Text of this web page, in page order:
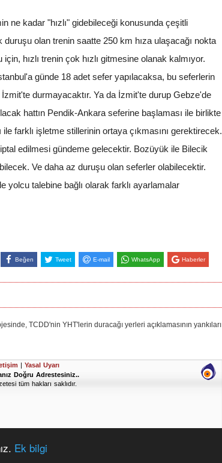
Ek bilgi
ne kadar "hızlı" gidebileceği konusunda çeşitli
olan trenin saatte 250 km hıza ulaşacağı nokta
hızlı trenin çok hızlı gitmesine olanak kalmıyor.
günde 18 adet sefer yapılacaksa, bu seferlerin
durmayacaktır. Ya da İzmit'te durup Gebze'de
hattın Pendik-Ankara seferine başlaması ile birlikte
farklı işletme stillerinin ortaya çıkmasını gerektirecek.
edilmesi gündeme gelecektir. Bozüyük ile Bilecik
Ve daha az duruşu olan seferler olabilecektir.
yolcu talebine bağlı olarak farklı ayarlamalar
Beğen Tweet E-mail WhatsApp Haberler
TCDD'nin YHT'lerin duracağı yerleri açıklamasının yankıları
| Yasal Uyarı
Doğru Adrestesiniz..
tüm hakları saklıdır.